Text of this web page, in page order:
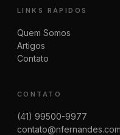
LINKS RÁPIDOS
Quem Somos
Artigos
Contato
CONTATO
(41) 99500-9977